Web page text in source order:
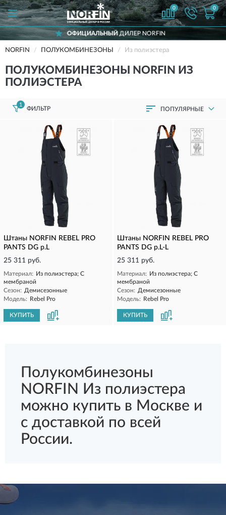
0 0
ОФИЦИАЛЬНЫЙДИЛЕР NORFIN
NORFIN ПОЛУКОМБИНЕЗОНЫ Из полиэстера
ПОЛУКОМБИНЕЗОНЫ NORFIN ИЗ
ПОЛИЭСТЕРА
1
ФИЛЬТР ПОПУЛЯРНЫЕ
Штаны NORFIN REBEL PRO
PANTS DG р.L
25 311 руб.
Материал: Из полиэстера; С
мембраной
Сезон: Демисезонные
Модель: Rebel Pro
КУПИТЬ
Штаны NORFIN REBEL PRO
PANTS DG р.L-L
25 311 руб.
Материал: Из полиэстера; С
мембраной
Сезон: Демисезонные
Модель: Rebel Pro
КУПИТЬ
Полукомбинезоны
NORFIN Из полиэстера
можно купить в Москве и
с доставкой по всей
России.